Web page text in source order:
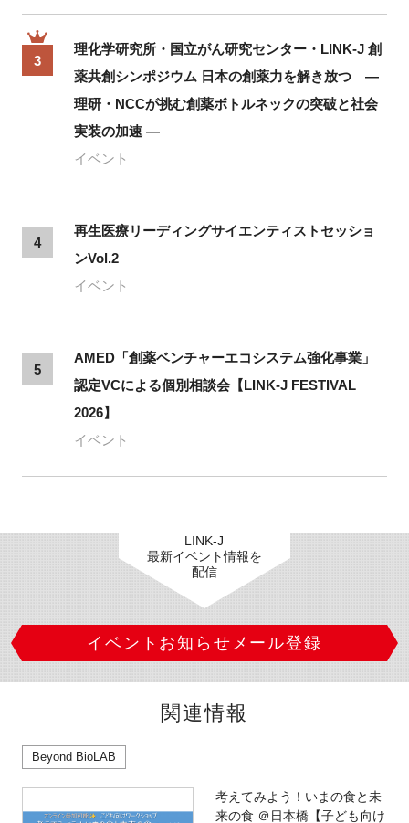
3
理化学研究所・国立がん研究センター・LINK-J 創
薬共創シンポジウム 日本の創薬力を解き放つ ―
理研・NCCが挑む創薬ボトルネックの突破と社会
実装の加速 ―
イベント
4
再生医療リーディングサイエンティストセッショ
ンVol.2
イベント
5
AMED「創薬ベンチャーエコシステム強化事業」
認定VCによる個別相談会【LINK-J FESTIVAL
2026】
イベント
LINK-J
最新イベント情報を
配信
イベントお知らせメール登録
関連情報
Beyond BioLAB
考えてみよう！いまの食と未
来の食 ＠日本橋【子ども向け